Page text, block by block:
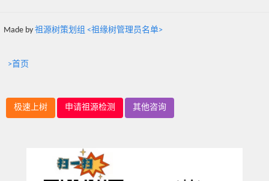
Made by 祖源树策划组 <祖缘树管理员名单>
>首页
极速上树 申请祖源检测 其他咨询